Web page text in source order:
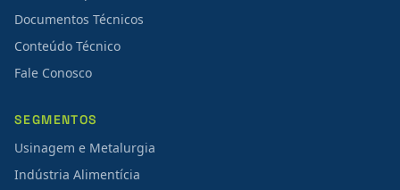
Documentos Técnicos
Conteúdo Técnico
Fale Conosco
SEGMENTOS
Usinagem e Metalurgia
Indústria Alimentícia